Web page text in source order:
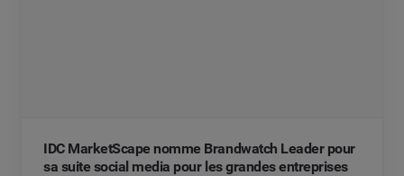
IDC MarketScape nomme Brandwatch Leader pour
sa suite social media pour les grandes entreprises